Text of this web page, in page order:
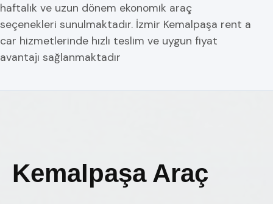
haftalık ve uzun dönem ekonomik araç
seçenekleri sunulmaktadır. İzmir Kemalpaşa rent a
car hizmetlerinde hızlı teslim ve uygun fiyat
avantajı sağlanmaktadır
Kemalpaşa Araç